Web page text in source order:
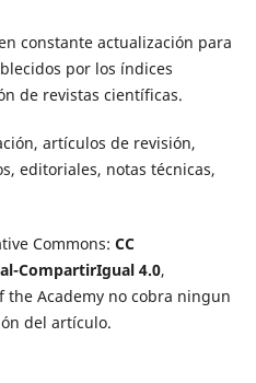
constante actualización para
por los índices
de revistas científicas.
artículos de revisión,
editoriales, notas técnicas,
Commons: CC
CompartirIgual 4.0,
the Academy no cobra ningun
del artículo.